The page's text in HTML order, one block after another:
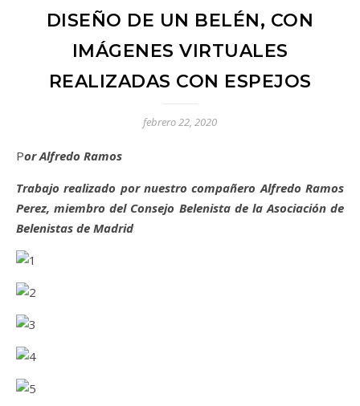
DISEÑO DE UN BELÉN, CON
IMÁGENES VIRTUALES
REALIZADAS CON ESPEJOS
febrero 22, 2020
Por Alfredo Ramos
Trabajo realizado por nuestro compañero Alfredo Ramos
Perez, miembro del Consejo Belenista de la Asociación de
Belenistas de Madrid